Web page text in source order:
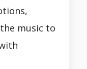
music to